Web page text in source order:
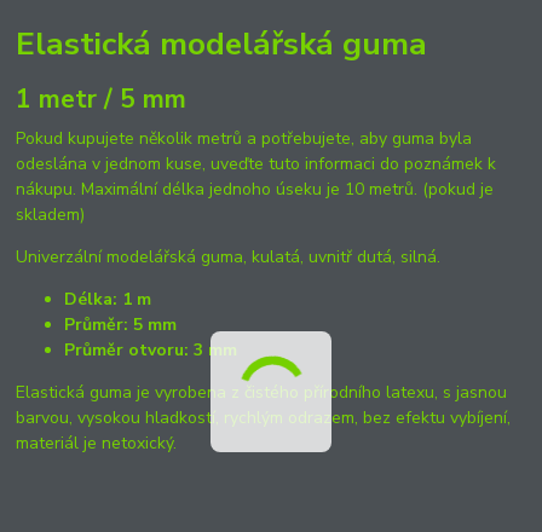
Elastická modelářská guma
1 metr / 5 mm
Pokud kupujete několik metrů a potřebujete, aby guma byla
odeslána v jednom kuse, uveďte tuto informaci do poznámek k
nákupu. Maximální délka jednoho úseku je 10 metrů. (pokud je
skladem)
Univerzální modelářská guma, kulatá, uvnitř dutá, silná.
Délka: 1 m
Průměr: 5 mm
Průměr otvoru: 3 mm
Elastická guma je vyrobena z čistého přírodního latexu, s jasnou
barvou, vysokou hladkostí, rychlým odrazem, bez efektu vybíjení,
materiál je netoxický.